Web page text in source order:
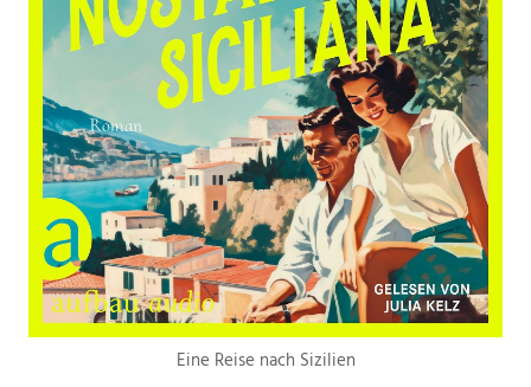
Eine Reise nach Sizilien